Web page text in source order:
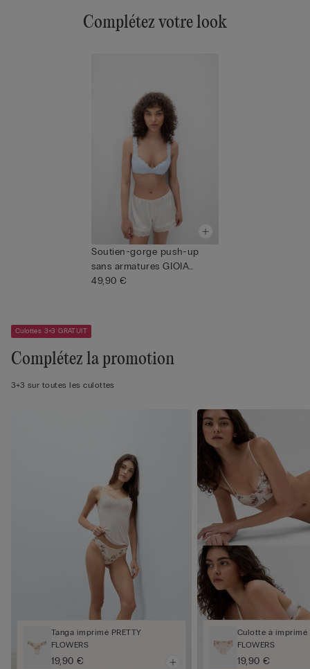
Complétez votre look
Soutien-gorge push-up
sans armatures GIOIA
PRETTY ...
49,90 €
Culottes 3+3 GRATUIT
Complétez la promotion
3+3 sur toutes les culottes
Tanga imprimé PRETTY
FLOWERS
19,90 €
Culotte à imprimé
FLOWERS
19,90 €